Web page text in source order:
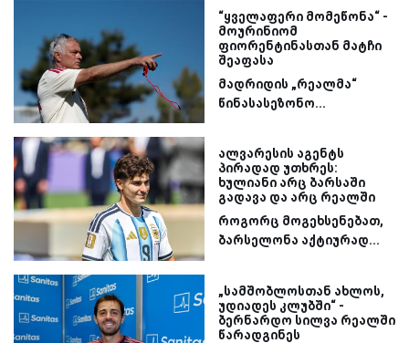
“ყველაფერი მომეწონა“ -
მოურინიომ
ფიორენტინასთან მატჩი
შეაფასა
მადრიდის „რეალმა“
წინასასეზონო...
ალვარესის აგენტს
პირადად უთხრეს:
ხულიანი არც ბარსაში
გადავა და არც რეალში
როგორც მოგეხსენებათ,
ბარსელონა აქტიურად...
„სამშობლოსთან ახლოს,
უდიადეს კლუბში“ -
ბერნარდო სილვა რეალში
წარადგინეს